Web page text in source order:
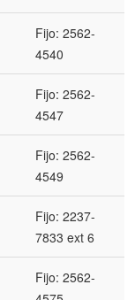
Fijo: 2562-
4540
Fijo: 2562-
4547
Fijo: 2562-
4549
Fijo: 2237-
7833 ext 6
Fijo: 2562-